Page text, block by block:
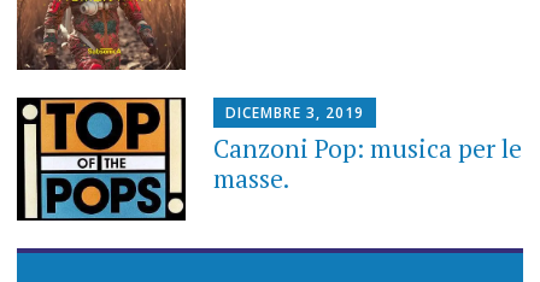
DICEMBRE 3, 2019
Canzoni Pop: musica per le
masse.